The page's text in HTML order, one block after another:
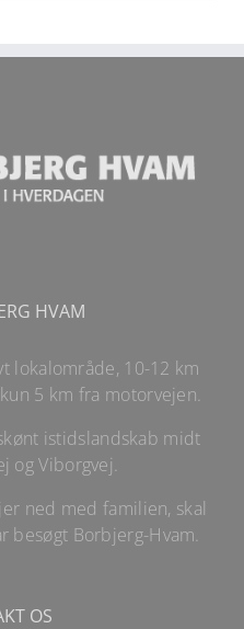
HVAM
lokalområde, 10-12 km
5 km fra motorvejen.
istidslandskab midt
og Viborgvej.
ned med familien, skal
besøgt Borbjerg-Hvam.
OS